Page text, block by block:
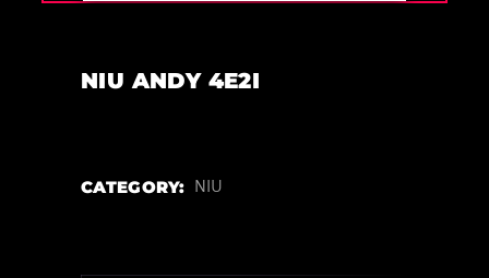
NIU ANDY 4E2I
CATEGORY: NIU